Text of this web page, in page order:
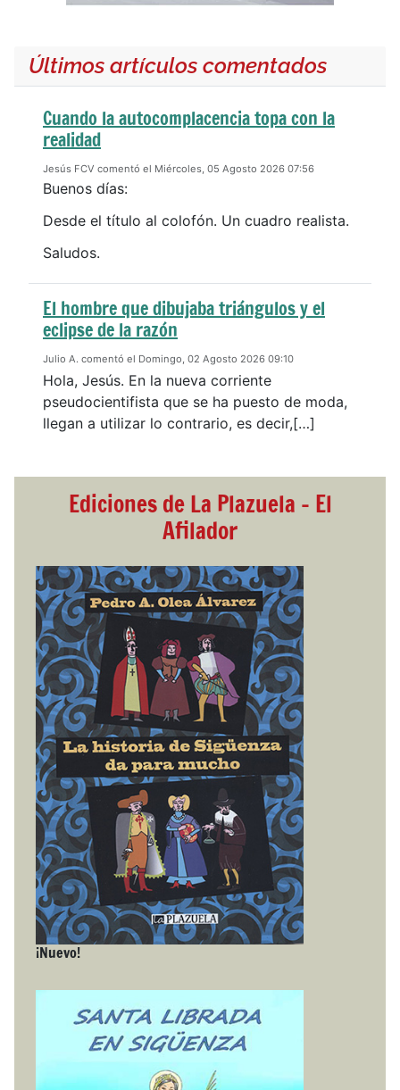
Últimos artículos comentados
Cuando la autocomplacencia topa con la
realidad
Jesús FCV comentó el Miércoles, 05 Agosto 2026 07:56
Buenos días:
Desde el título al colofón. Un cuadro realista.
Saludos.
El hombre que dibujaba triángulos y el
eclipse de la razón
Julio A. comentó el Domingo, 02 Agosto 2026 09:10
Hola, Jesús. En la nueva corriente
pseudocientifista que se ha puesto de moda,
llegan a utilizar lo contrario, es decir,[…]
Ediciones de La Plazuela - El
Afilador
¡Nuevo!